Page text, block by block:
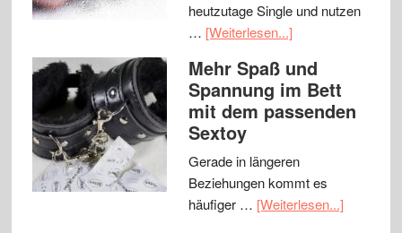
heutzutage Single und nutzen
… [Weiterlesen...]
Mehr Spaß und
Spannung im Bett
mit dem passenden
Sextoy
Gerade in längeren
Beziehungen kommt es
häufiger … [Weiterlesen...]